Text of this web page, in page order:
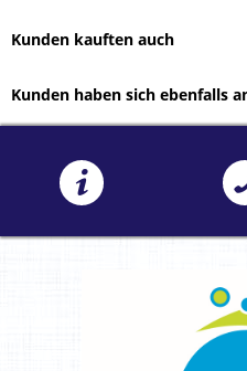
Kunden kauften auch
Kunden haben sich ebenfalls